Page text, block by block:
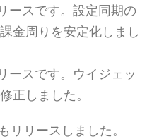
ースです。設定同期の
金周りを安定化しまし
ースです。ウイジェッ
正しました。
リリースしました。